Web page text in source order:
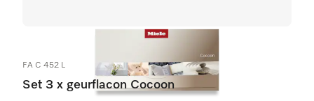
FA C 452 L
Set 3 x geurflacon Cocoon